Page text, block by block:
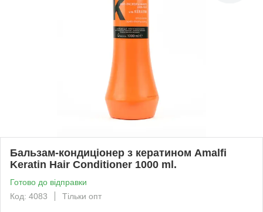
Бальзам-кондиціонер з кератином Amalfi
Keratin Hair Conditioner 1000 ml.
Готово до відправки
Код: 4083
Тільки опт